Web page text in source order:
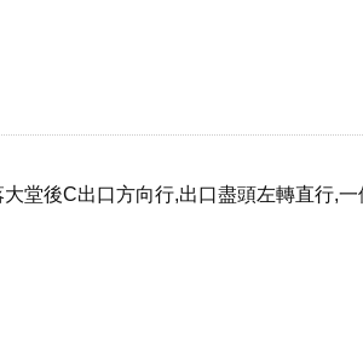
堂後C出口方向行,出口盡頭左轉直行,